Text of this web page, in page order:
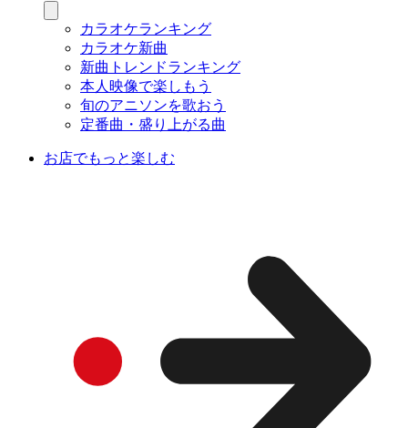
カラオケランキング
カラオケ新曲
新曲トレンドランキング
本人映像で楽しもう
旬のアニソンを歌おう
定番曲・盛り上がる曲
お店でもっと楽しむ